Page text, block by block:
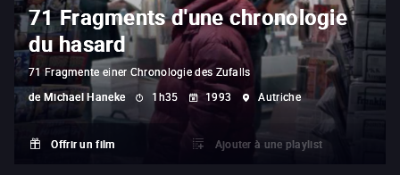
71 Fragments d'une chronologie
du hasard
71 Fragmente einer Chronologie des Zufalls
de Michael Haneke 1h35 1993 Autriche
Offrir un film Ajouter à une playlist